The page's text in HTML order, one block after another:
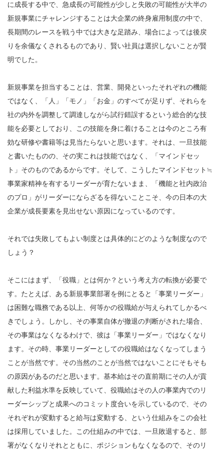
に成長する中で、急成長の可能性が少しと失敗の可能性が大半の
新規事業にチャレンジすることは大企業の終身雇用制度の中で、
長期間のレースを戦う中では大きな足踏み、場合によっては後戻
りを余儀なくされるものであり、賢い社員は選択しないことが賢
明でした。
新規事業を担当することは、営業、開発といったそれぞれの機能
ではなく、「人」「モノ」「お金」のすべてが足りず、それらを
社の内外を調整して調達しながら試行錯誤するという総合的な技
能を必要としており、この技能を身に着けることは今のところ有
効な研修や書籍等は見当たらないと思います。それは、一旦技能
と書いたものの、その実これは技能ではなく、「マインドセッ
ト」そのものであるからです。そして、こうしたマインドセット≒
事業家精神を有するリーダーが育たないまま、「機能と社内政治
のプロ」がリーダーにならざるを得ないことこそ、今の日本の大
企業が成長要素を見出せない原因になっているのです。
それでは失敗してもよい制度とは具体的にどのような制度なので
しょう？
そこにはまず、「役職」とは何か？という考え方の転換が必要で
す。たとえば、ある新規事業部署を例にとると「事業リーダー」
は困難な職務である以上、何等かの役職給が与えられてしかるべ
きでしょう。しかし、その事業自体が撤退の判断がされた場合、
その事業はなくなるわけで、彼は「事業リーダー」ではなくなり
ます。その時、事業リーダーとしての役職給はなくなってしまう
ことが当然です。その当然のことが当然ではないことにそもそも
の原因があるのだと思います。基本給はその直前期にその人が貢
献した利益水準を反映していて、役職給はその人の事業内でのリ
ーダーシップと成果へのコミット度合いを示しているので、その
それぞれが変動すると給与は変動する、という仕組みをこの会社
は採用していました。この仕組みの中では、一旦敗退すると、部
署がなくなりそれとともに、ポジションもなくなるので、そのリ